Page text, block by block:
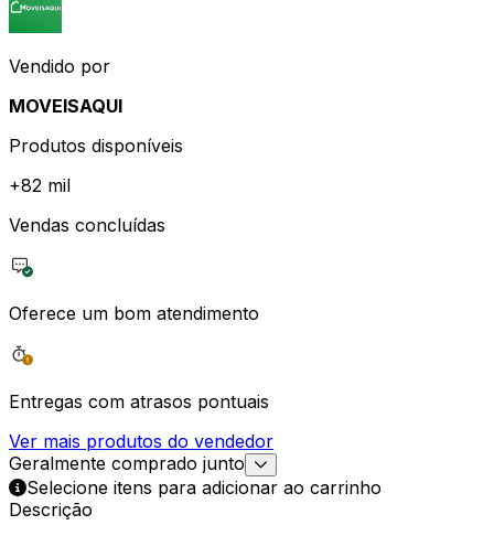
Vendido por
MOVEISAQUI
Produtos disponíveis
+82 mil
Vendas concluídas
Oferece um bom atendimento
Entregas com atrasos pontuais
Ver mais produtos do vendedor
Geralmente comprado junto
Selecione itens para adicionar ao carrinho
Descrição